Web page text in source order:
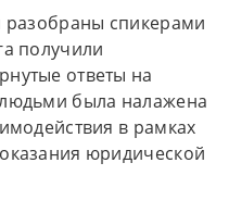
спикерами
получили
ответы на
была налажена
в рамках
юридической